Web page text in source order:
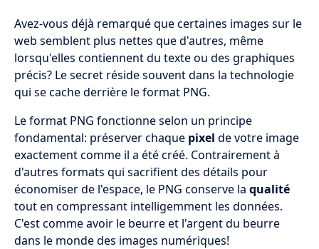
Quels sont les meilleurs usages du PNG
selon le contexte ?
FAQ
Avez-vous déjà remarqué que certaines images sur le
web semblent plus nettes que d'autres, même
lorsqu'elles contiennent du texte ou des graphiques
précis? Le secret réside souvent dans la technologie
qui se cache derrière le format PNG.
Le format PNG fonctionne selon un principe
fondamental: préserver chaque pixel de votre image
exactement comme il a été créé. Contrairement à
d'autres formats qui sacrifient des détails pour
économiser de l'espace, le PNG conserve la qualité
tout en compressant intelligemment les données.
C'est comme avoir le beurre et l'argent du beurre
dans le monde des images numériques!